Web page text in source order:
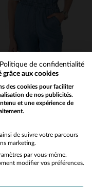
KAPORAL
Combi-short denim sans manche
34,50 €69,00 €
PROMO
our English site?
Politique de confidentialité
aux cookies
des cookies pour faciliter
de nos publicités.
et une expérience de
de suivre votre parcours
marketing.
par vous-même.
modifier vos préférences.